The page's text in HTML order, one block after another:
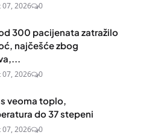
07, 2026 0
300 pacijenata zatražilo
najčešće zbog
07, 2026 0
veoma toplo,
do 37 stepeni
07, 2026 0